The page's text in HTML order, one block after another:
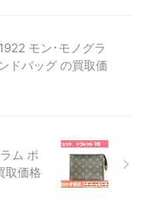
モン･モノグラ
ドバッグ の買取価
ム ポ
取価格